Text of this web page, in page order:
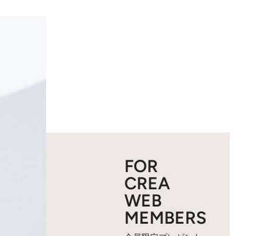
FOR
CREA
WEB
MEMBERS